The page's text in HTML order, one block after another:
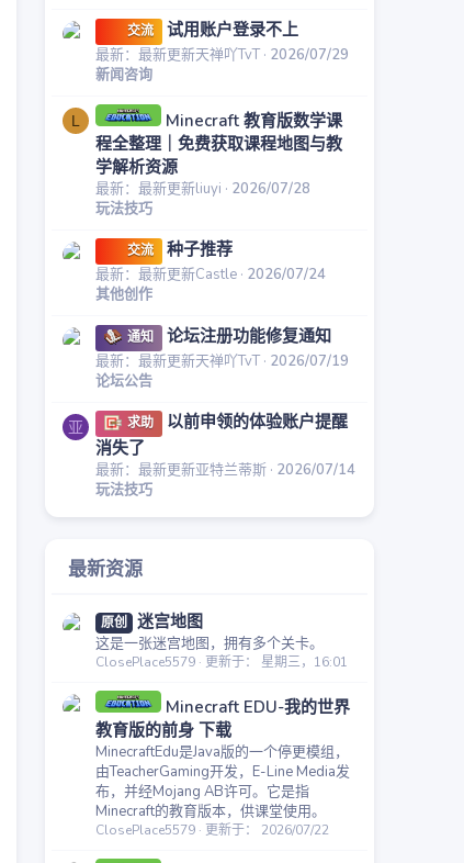
交流 试用账户登录不上
最新：最新更新天禅吖TvT 2026/07/29
新闻咨询
L
Minecraft 教育版数学课
程全整理｜免费获取课程地图与教
学解析资源
最新：最新更新liuyi
2026/07/28
玩法技巧
交流 种子推荐
最新：最新更新Castle 2026/07/24
其他创作
通知 论坛注册功能修复通知
最新：最新更新天禅吖TvT 2026/07/19
论坛公告
亚 求助
以前申领的体验账户提醒
消失了
最新：最新更新亚特兰蒂斯 2026/07/14
玩法技巧
最新资源
原创 迷宫地图
这是一张迷宫地图，拥有多个关卡。
ClosePlace5579 更新于： 星期三，16:01
Minecraft EDU-我的世界
教育版的前身 下载
MinecraftEdu是Java版的一个停更模组，
由TeacherGaming开发，E-Line Media发
布，并经Mojang AB许可。它是指
Minecraft的教育版本，供课堂使用。
ClosePlace5579 更新于： 2026/07/22